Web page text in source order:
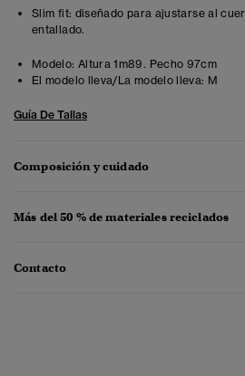
Slim fit: diseñado para ajustarse al
entallado.
Modelo: Altura 1m89. Pecho 97cm
El modelo lleva/La modelo lleva: M
Guía De Tallas
Composición y cuidado
Más del 50 % de materiales reciclados
Contacto